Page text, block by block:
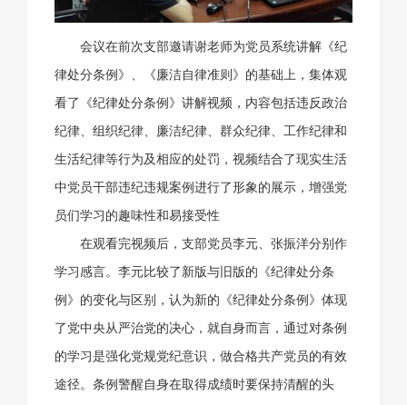
会议在前次支部邀请谢老师为党员系统讲解《纪
律处分条例》、《廉洁自律准则》的基础上，集体观
看了《纪律处分条例》讲解视频，内容包括违反政治
纪律、组织纪律、廉洁纪律、群众纪律、工作纪律和
生活纪律等行为及相应的处罚，视频结合了现实生活
中党员干部违纪违规案例进行了形象的展示，增强党
员们学习的趣味性和易接受性
在观看完视频后，支部党员李元、张振洋分别作
学习感言。李元比较了新版与旧版的《纪律处分条
例》的变化与区别，认为新的《纪律处分条例》体现
了党中央从严治党的决心，就自身而言，通过对条例
的学习是强化党规党纪意识，做合格共产党员的有效
途径。条例警醒自身在取得成绩时要保持清醒的头